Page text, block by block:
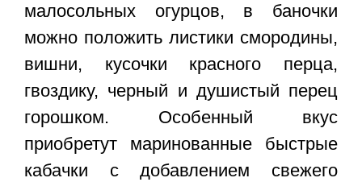
малосольных огурцов, в баночки
можно положить листики смородины,
вишни, кусочки красного перца,
гвоздику, черный и душистый перец
горошком. Особенный вкус
приобретут маринованные быстрые
кабачки с добавлением свежего